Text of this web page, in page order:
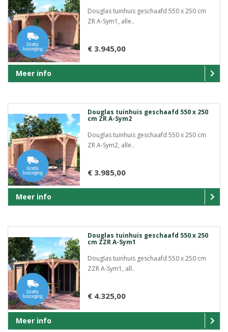
Douglas tuinhuis geschaafd 550 x 250 cm
ZR A-Sym1, alle..
€ 3.945,00
Meer info
Douglas tuinhuis geschaafd 550 x 250
cm ZR A-Sym2
Douglas tuinhuis geschaafd 550 x 250 cm
ZR A-Sym2, alle..
€ 3.985,00
Meer info
Douglas tuinhuis geschaafd 550 x 250
cm ZZR A-Sym1
Douglas tuinhuis geschaafd 550 x 250 cm
ZZR A-Sym1, all..
€ 4.325,00
Meer info